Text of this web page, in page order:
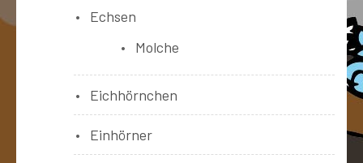
Echsen
Molche
Eichhörnchen
Einhörner